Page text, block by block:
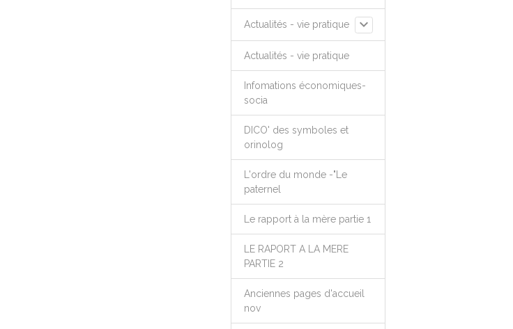
Actualités - vie pratique
Actualités - vie pratique
Infomations économiques-
socia
DICO' des symboles et
orinolog
L'ordre du monde -"Le
paternel
Le rapport à la mère partie 1
LE RAPORT A LA MERE
PARTIE 2
Anciennes pages d'accueil
nov